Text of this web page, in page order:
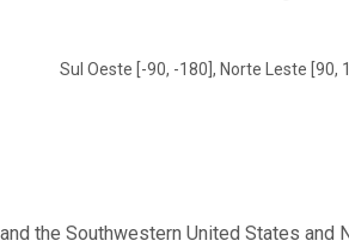
Sul Oeste [-90, -180], Norte Leste [90,
the Southwestern United States and